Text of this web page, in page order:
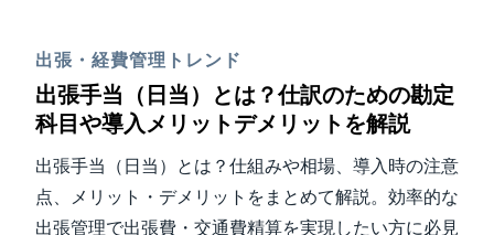
出張・経費管理トレンド
出張手当（日当）とは？仕訳のための勘定
科目や導入メリットデメリットを解説
出張手当（日当）とは？仕組みや相場、導入時の注意
点、メリット・デメリットをまとめて解説。効率的な
出張管理で出張費・交通費精算を実現したい方に必見